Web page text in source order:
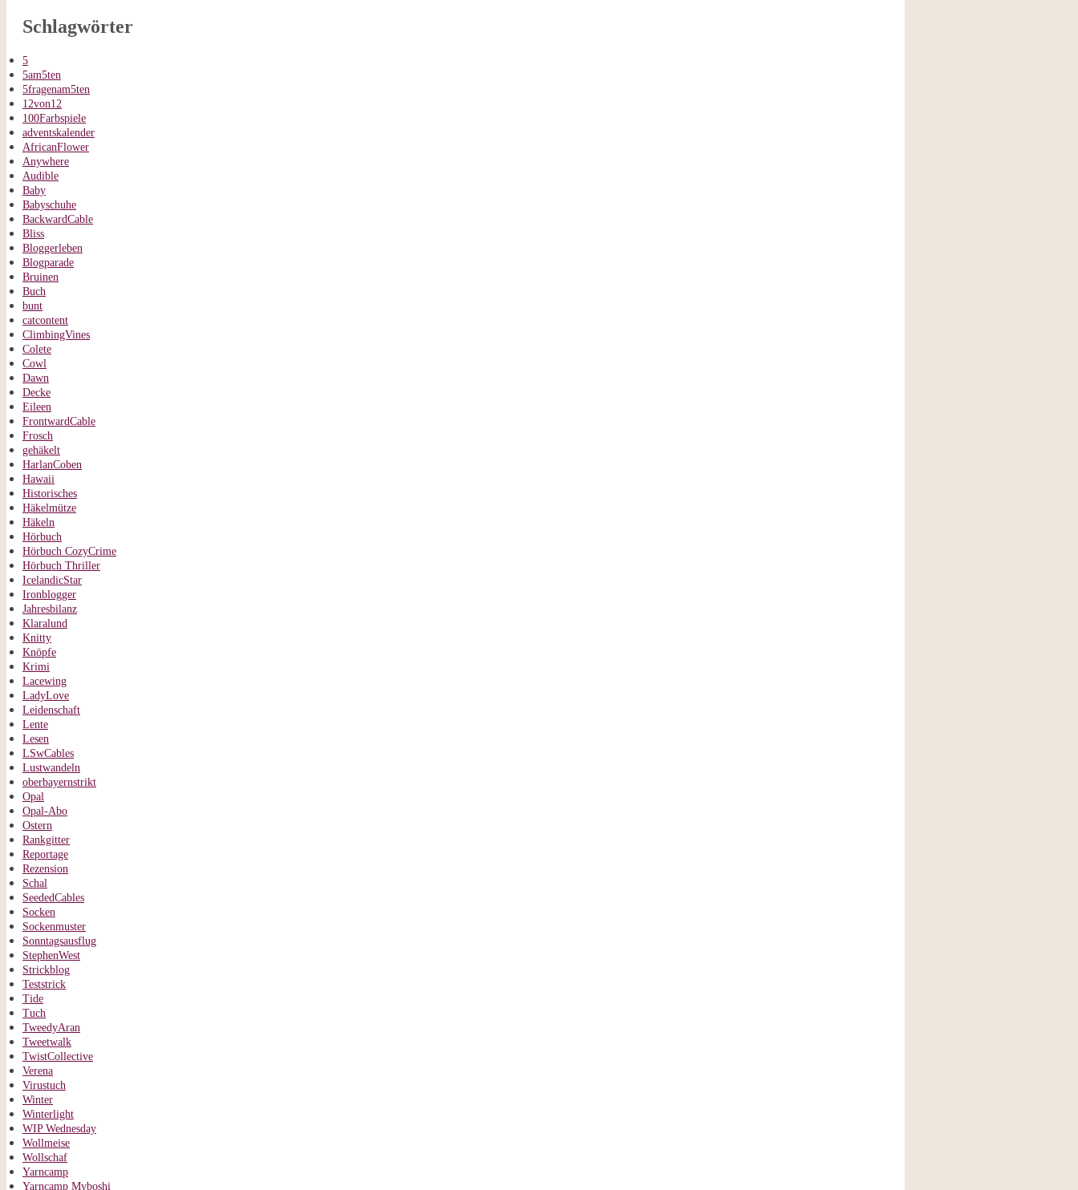
Schlagwörter
5
5am5ten
5fragenam5ten
12von12
100Farbspiele
adventskalender
AfricanFlower
Anywhere
Audible
Baby
Babyschuhe
BackwardCable
Bliss
Bloggerleben
Blogparade
Bruinen
Buch
bunt
catcontent
ClimbingVines
Colete
Cowl
Dawn
Decke
Eileen
FrontwardCable
Frosch
gehäkelt
HarlanCoben
Hawaii
Historisches
Häkelmütze
Häkeln
Hörbuch
Hörbuch CozyCrime
Hörbuch Thriller
IcelandicStar
Ironblogger
Jahresbilanz
Klaralund
Knitty
Knöpfe
Krimi
Lacewing
LadyLove
Leidenschaft
Lente
Lesen
LSwCables
Lustwandeln
oberbayernstrikt
Opal
Opal-Abo
Ostern
Rankgitter
Reportage
Rezension
Schal
SeededCables
Socken
Sockenmuster
Sonntagsausflug
StephenWest
Strickblog
Teststrick
Tide
Tuch
TweedyAran
Tweetwalk
TwistCollective
Verena
Virustuch
Winter
Winterlight
WIP Wednesday
Wollmeise
Wollschaf
Yarncamp
Yarncamp Myboshi